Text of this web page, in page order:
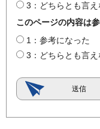
3：どちらとも言え
このページの内容は
1：参考になった
3：どちらとも言え